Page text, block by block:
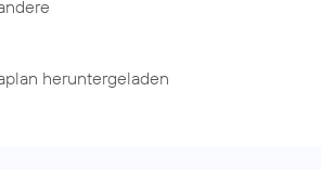
heruntergeladen